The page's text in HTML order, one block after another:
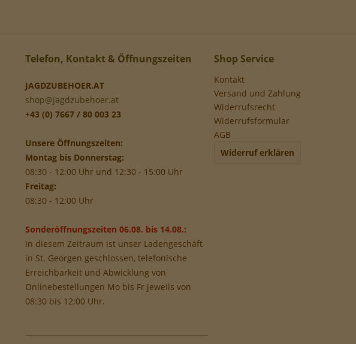
Telefon, Kontakt & Öffnungszeiten
JAGDZUBEHOER.AT
shop@jagdzubehoer.at
+43 (0) 7667 / 80 003 23
Unsere Öffnungszeiten:
Montag bis Donnerstag:
08:30 - 12:00 Uhr und 12:30 - 15:00 Uhr
Freitag:
08:30 - 12:00 Uhr
Sonderöffnungszeiten 06.08. bis 14.08.:
In diesem Zeitraum ist unser Ladengeschäft
in St. Georgen geschlossen, telefonische
Erreichbarkeit und Abwicklung von
Onlinebestellungen Mo bis Fr jeweils von
08:30 bis 12:00 Uhr.
Shop Service
Kontakt
Versand und Zahlung
Widerrufsrecht
Widerrufsformular
AGB
Widerruf erklären